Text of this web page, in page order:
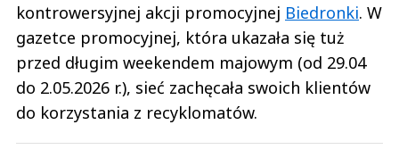
kontrowersyjnej akcji promocyjnej Biedronki. W
gazetce promocyjnej, która ukazała się tuż
przed długim weekendem majowym (od 29.04
do 2.05.2026 r.), sieć zachęcała swoich klientów
do korzystania z recyklomatów.